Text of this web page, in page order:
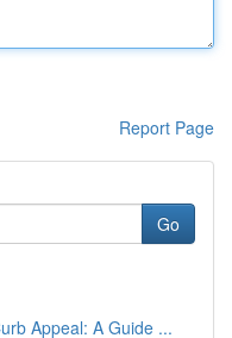
Report Page
Go
Appeal: A Guide ...